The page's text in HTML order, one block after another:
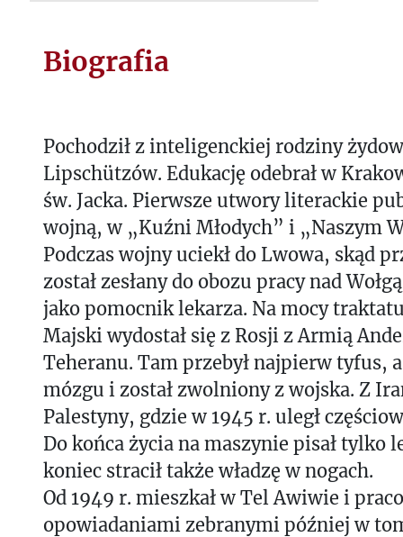
Biografia
Pochodził z inteligenckiej rodziny
Lipschützów. Edukację odebrał w
św. Jacka. Pierwsze utwory literackie
wojną, w „Kuźni Młodych” i „Naszym
Podczas wojny uciekł do Lwowa, skąd
został zesłany do obozu pracy nad
jako pomocnik lekarza. Na mocy
Majski wydostał się z Rosji z Armią
Teheranu. Tam przebył najpierw tyfus,
mózgu i został zwolniony z wojska. Z
Palestyny, gdzie w 1945 r. uległ
Do końca życia na maszynie pisał tylko
koniec stracił także władzę w nogach.
Od 1949 r. mieszkał w Tel Awiwie i
opowiadaniami zebranymi później w